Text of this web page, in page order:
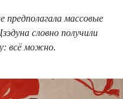
предполагала массовые
словно получили
всё можно.